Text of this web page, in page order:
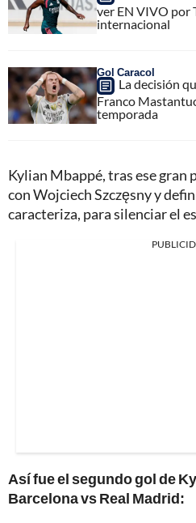
ver EN VIVO por
internacional
Gol Caracol
La decisión
Franco
temporada
Kylian Mbappé, tras ese gran
con Wojciech Szczęsny y
caracteriza, para silenciar el
Así fue el segundo gol de
Barcelona vs Real Madrid: